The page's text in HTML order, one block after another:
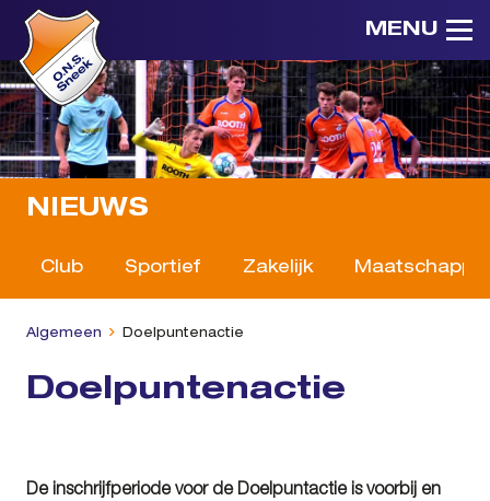
MENU
NIEUWS
Club Sportief Zakelijk
Algemeen Doelpuntenactie
Doelpuntenactie
De inschrijfperiode voor de Doelpuntactie is voorbij en